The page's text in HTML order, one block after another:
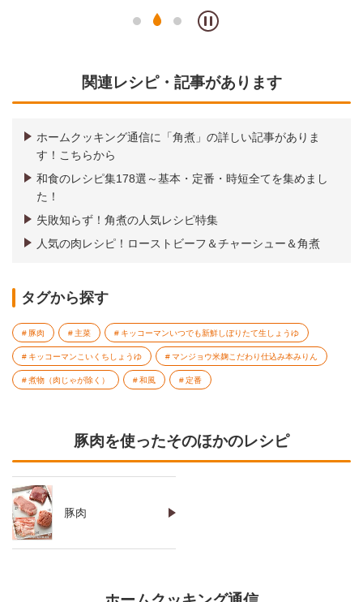
関連レシピ・記事があります
ホームクッキング通信に「角煮」の詳しい記事がありま
す！こちらから
和食のレシピ集178選～基本・定番・時短全てを集めまし
た！
失敗知らず！角煮の人気レシピ特集
人気の肉レシピ！ローストビーフ＆チャーシュー＆角煮
タグから探す
豚肉 主菜 キッコーマンいつでも新鮮しぼりたて生しょうゆ
キッコーマンこいくちしょうゆ マンジョウ米麹こだわり仕込み本みりん
煮物（肉じゃが除く） 和風 定番
豚肉を使ったそのほかのレシピ
豚肉